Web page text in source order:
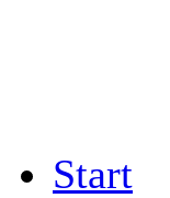
Start